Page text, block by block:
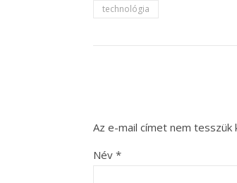
technológia
Az e-mail címet nem tesszük
Név *